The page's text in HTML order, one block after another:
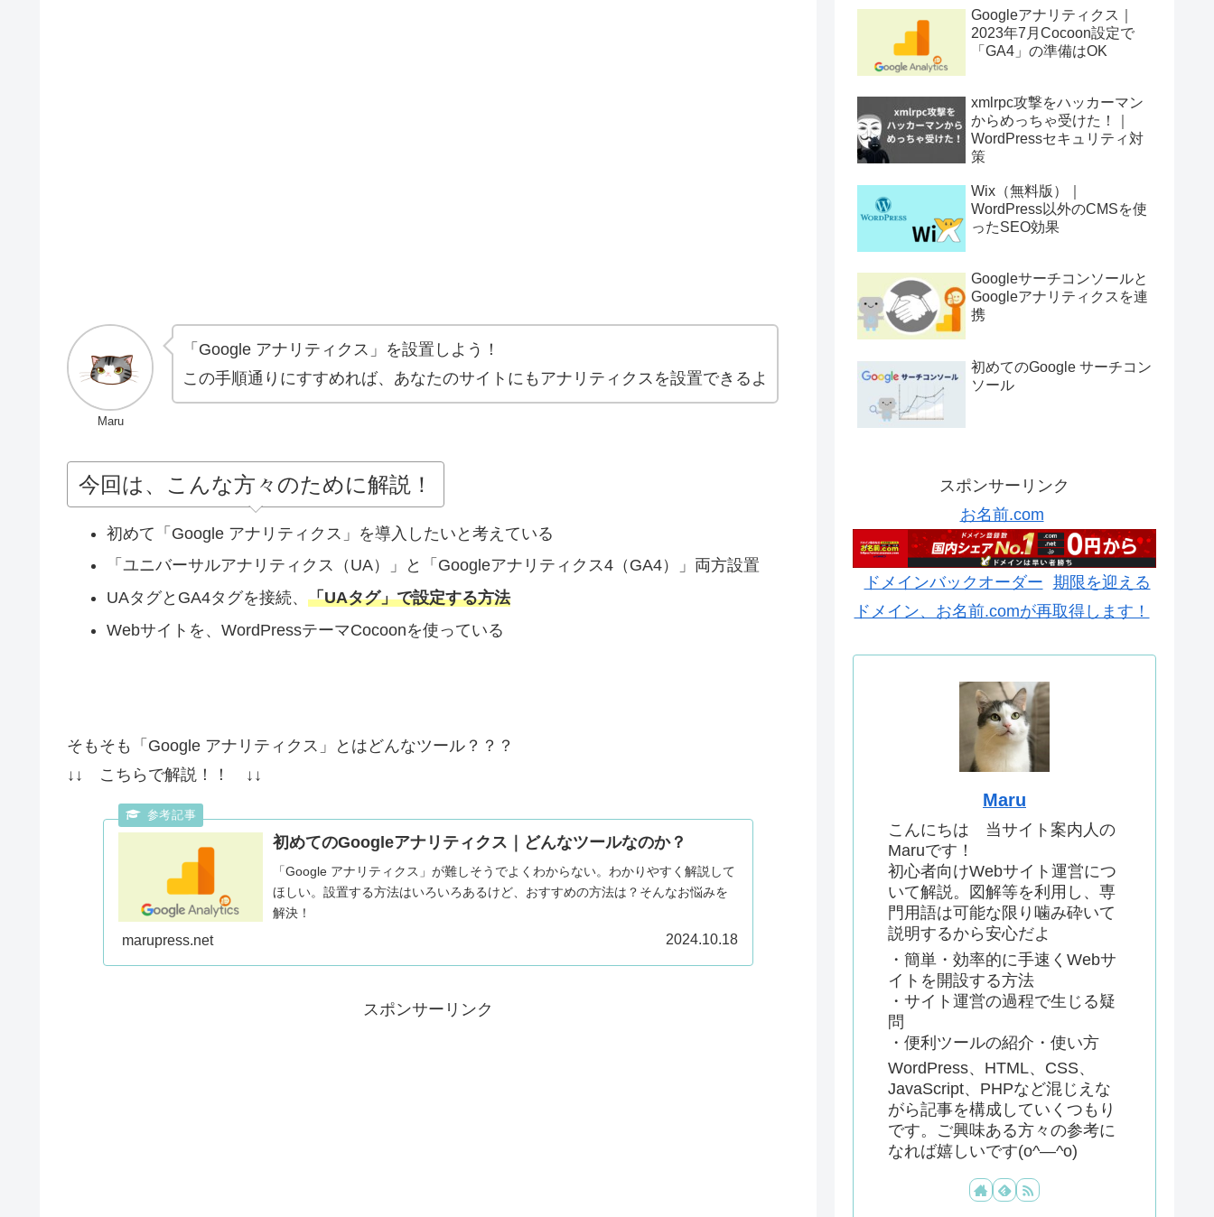
Maru
「Google アナリティクス」を設置しよう！
この手順通りにすすめれば、あなたのサイトにもアナリティクスを設置できるよ
今回は、こんな方々のために解説！
初めて「Google アナリティクス」を導入したいと考えている
「ユニバーサルアナリティクス（UA）」と「Googleアナリティクス4（GA4）」両方設置
UAタグとGA4タグを接続、 「UAタグ」で設定する方法
Webサイトを、WordPressテーマCocoonを使っている
そもそも「Google アナリティクス」とはどんなツール？？？
↓↓ こちらで解説！！ ↓↓
初めてのGoogleアナリティクス｜どんなツールなのか？
「Google アナリティクス」が難しそうでよくわからない。わかりやすく解説して
ほしい。設置する方法はいろいろあるけど、おすすめの方法は？そんなお悩みを
解決！
marupress.net 2024.10.18
スポンサーリンク
Googleアナリティクス｜
2023年7月Cocoon設定で
「GA4」の準備はOK
xmlrpc攻撃をハッカーマン
からめっちゃ受けた！｜
WordPressセキュリティ対
策
Wix（無料版）｜
WordPress以外のCMSを使
ったSEO効果
Googleサーチコンソールと
Googleアナリティクスを連
携
初めてのGoogle サーチコン
ソール
スポンサーリンク
お名前.com
ドメインバックオーダー 期限を迎える
ドメイン、お名前.comが再取得します！
Maru
こんにちは 当サイト案内人の
Maruです！
初心者向けWebサイト運営につ
いて解説。図解等を利用し、専
門用語は可能な限り噛み砕いて
説明するから安心だよ
・簡単・効率的に手速くWebサ
イトを開設する方法
・サイト運営の過程で生じる疑
問
・便利ツールの紹介・使い方
WordPress、HTML、CSS、
JavaScript、PHPなど混じえな
がら記事を構成していくつもり
です。ご興味ある方々の参考に
なれば嬉しいです(o^―^o)